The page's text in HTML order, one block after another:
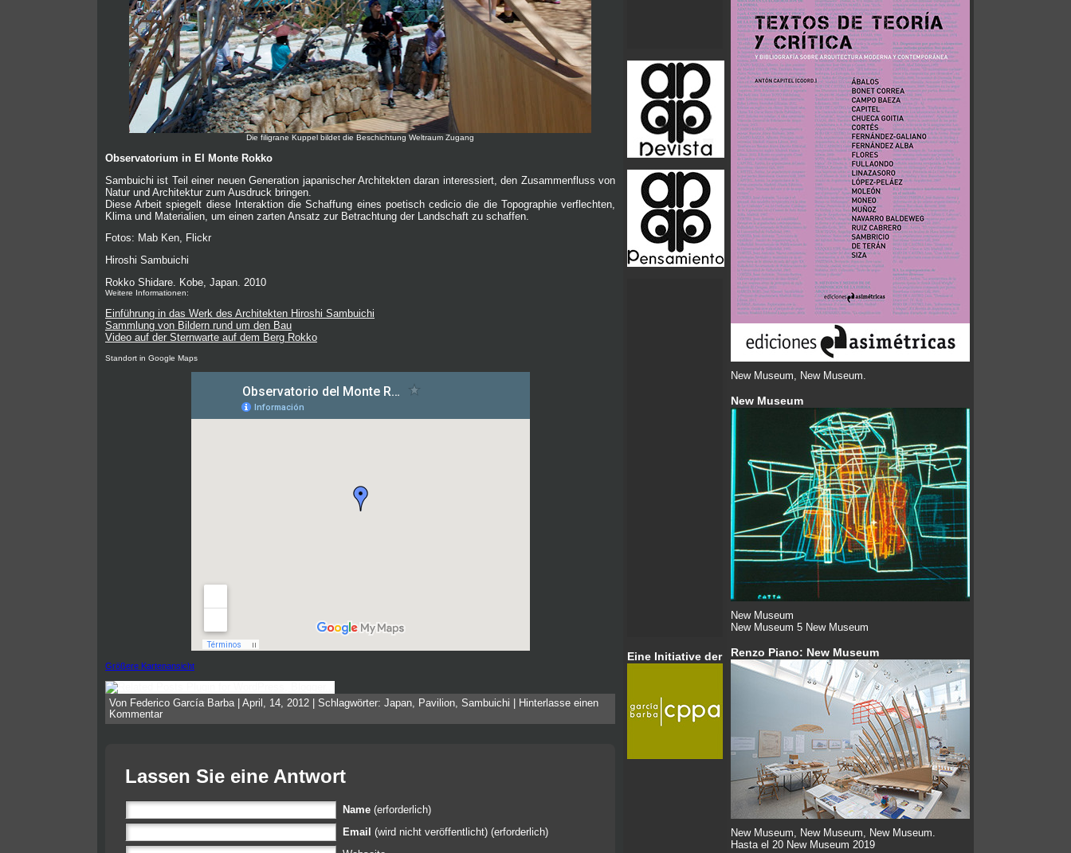
Die filigrane Kuppel bildet die Beschichtung Weltraum Zugang
Observatorium in El Monte Rokko
Sambuichi ist Teil einer neuen Generation japanischer Architekten daran interessiert, den Zusammenfluss von
Natur und Architektur zum Ausdruck bringen.
Diese Arbeit spiegelt diese Interaktion die Schaffung eines poetisch cedicio die die Topographie verflechten,
Klima und Materialien, um einen zarten Ansatz zur Betrachtung der Landschaft zu schaffen.
Fotos: Mab Ken, Flickr
Hiroshi Sambuichi
Rokko Shidare.
Kobe, Japan. 2010
Weitere Informationen:
Einführung in das Werk des Architekten Hiroshi Sambuichi
Sammlung von Bildern rund um den Bau
Video auf der Sternwarte auf dem Berg Rokko
Standort in Google Maps
Größere Kartenansicht
Von Federico García Barba | April, 14, 2012 | Schlagwörter: Japan Pavilion Sambuichi
Hinterlasse einen
Kommentar
Lassen Sie eine Antwort
Name (erforderlich)
Email (wird nicht veröffentlicht) (erforderlich)
Eine Initiative der
New Museum, New Museum.
New Museum
New Museum
New Museum 5 New Museum
Renzo Piano: New Museum
New Museum, New Museum, New Museum.
Hasta el 20 New Museum 2019